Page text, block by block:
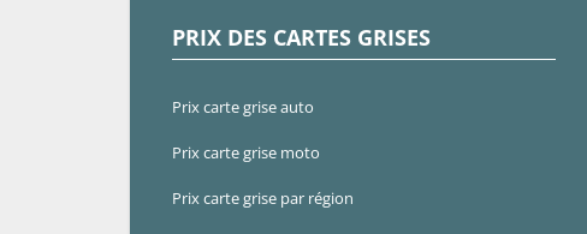
PRIX DES CARTES GRISES
Prix carte grise auto
Prix carte grise moto
Prix carte grise par région